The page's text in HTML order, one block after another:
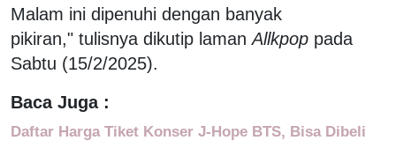
Malam ini dipenuhi dengan banyak
pikiran," tulisnya dikutip lamanAllkpop pada
Sabtu (15/2/2025).
Baca Juga :
Daftar Harga Tiket Konser J-Hope BTS, Bisa Dibeli